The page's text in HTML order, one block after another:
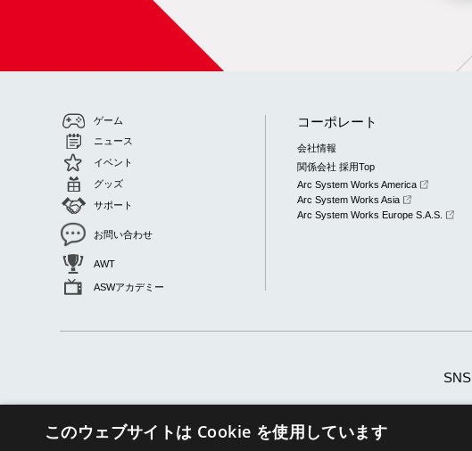
ゲーム
ニュース
イベント
グッズ
サポート
お問い合わせ
AWT
ASWアカデミー
コーポレート
会社情報
関係会社 採用Top
Arc System Works America
Arc System Works Asia
Arc System Works Europe S.A.S.
SNS
このウェブサイトは Cookie を使用しています